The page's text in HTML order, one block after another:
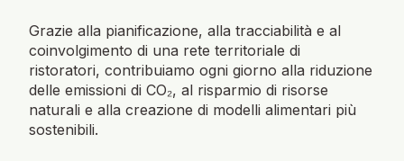
Grazie alla pianificazione, alla tracciabilità e al
coinvolgimento di una rete territoriale di
ristoratori, contribuiamo ogni giorno alla riduzione
delle emissioni di CO₂, al risparmio di risorse
naturali e alla creazione di modelli alimentari più
sostenibili.